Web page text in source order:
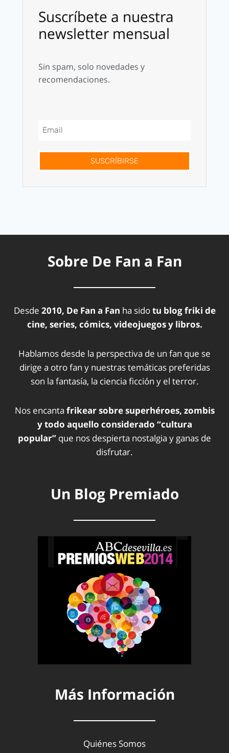
Suscríbete a nuestra
newsletter mensual
Sin spam, solo novedades y
recomendaciones.
SUSCRÍBIRSE
Sobre De Fan a Fan
Desde 2010, De Fan a Fan ha sidotu blog friki de
cine, series, cómics, videojuegos y libros.
Hablamos desde la perspectiva de un fan que se
dirige a otro fan y nuestras temáticas preferidas
son la fantasía, la ciencia ficción y el terror.
Nos encanta frikear sobre superhéroes, zombis
y todo aquello considerado “cultura
popular” que nos despierta nostalgia y ganas de
disfrutar.
Un Blog Premiado
Más Información
Quiénes Somos